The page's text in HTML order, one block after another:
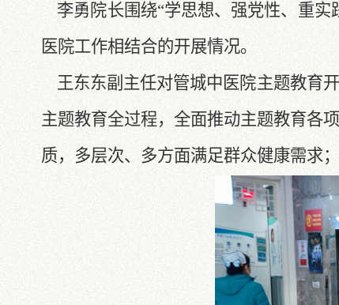
李勇院长围绕“学思想、强党性、重实
医院工作相结合的开展情况。
王东东副主任对管城中医院主题教育
主题教育全过程，全面推动主题教育各
质，多层次、多方面满足群众健康需求